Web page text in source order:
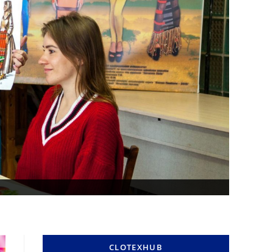
CLOTEXHUB